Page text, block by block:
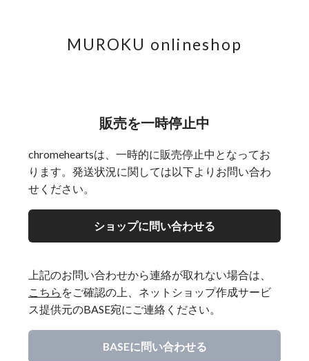
MUROKU onlineshop
販売を一時停止中
chromeheartsは、一時的に販売停止中となってお
ります。発送状況に関しては以下よりお問い合わ
せください。
ショップに問い合わせる
上記のお問い合わせから連絡が取れない場合は、
こちら をご確認の上、ネットショップ作成サービ
ス提供元のBASE宛にご連絡ください。
BASEに問い合わせる